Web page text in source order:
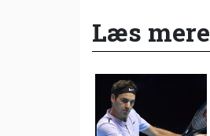
Læs mere